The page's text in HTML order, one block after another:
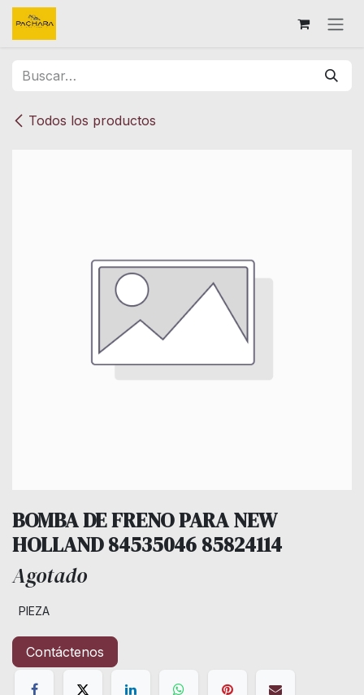
Ir al contenido
Todos los productos
BOMBA DE FRENO PARA NEW
HOLLAND 84535046 85824114
Agotado
PIEZA
Contáctenos